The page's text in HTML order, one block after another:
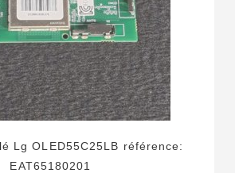
Lg OLED55C25LB référence:
EAT65180201